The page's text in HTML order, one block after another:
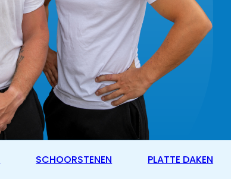
SCHOORSTENEN PLATTE DAKEN